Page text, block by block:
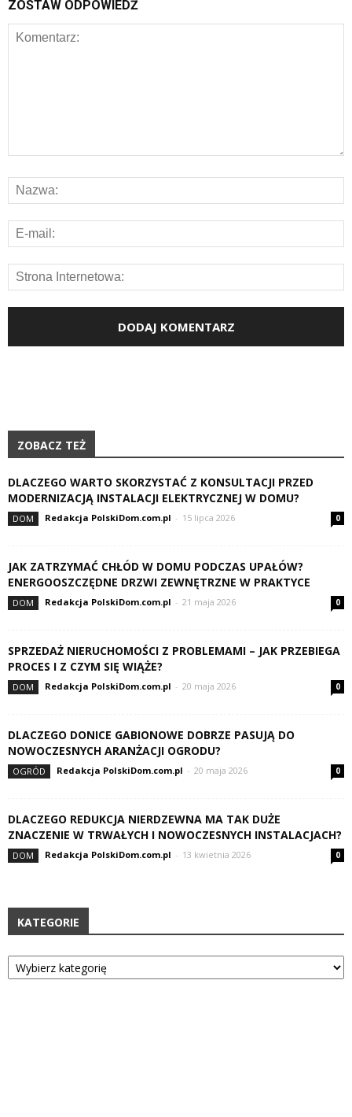
ZOSTAW ODPOWIEDŹ
ZOBACZ TEŻ
DLACZEGO WARTO SKORZYSTAĆ Z KONSULTACJI PRZED
MODERNIZACJĄ INSTALACJI ELEKTRYCZNEJ W DOMU?
DOM Redakcja PolskiDom.com.pl - 15 lipca 2026 0
JAK ZATRZYMAĆ CHŁÓD W DOMU PODCZAS UPAŁÓW?
ENERGOOSZCZĘDNE DRZWI ZEWNĘTRZNE W PRAKTYCE
DOM Redakcja PolskiDom.com.pl - 21 maja 2026 0
SPRZEDAŻ NIERUCHOMOŚCI Z PROBLEMAMI – JAK PRZEBIEGA
PROCES I Z CZYM SIĘ WIĄŻE?
DOM Redakcja PolskiDom.com.pl - 20 maja 2026 0
DLACZEGO DONICE GABIONOWE DOBRZE PASUJĄ DO
NOWOCZESNYCH ARANŻACJI OGRODU?
OGRÓD Redakcja PolskiDom.com.pl - 20 maja 2026 0
DLACZEGO REDUKCJA NIERDZEWNA MA TAK DUŻE
ZNACZENIE W TRWAŁYCH I NOWOCZESNYCH INSTALACJACH?
DOM Redakcja PolskiDom.com.pl - 13 kwietnia 2026 0
KATEGORIE
Kategorie